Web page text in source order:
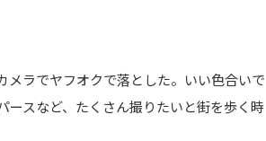
メラでヤフオクで落とした。いい色合いで
スなど、たくさん撮りたいと街を歩く時